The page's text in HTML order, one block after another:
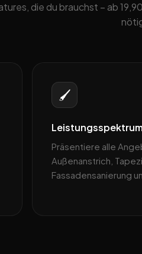
die du brauchst – ab
🖌️
Präsentiere alle
Außenanstrich,
Fassadensanierung